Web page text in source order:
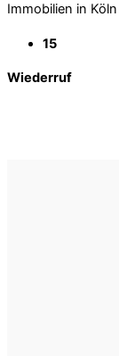
Immobilien in
15
Wiederruf